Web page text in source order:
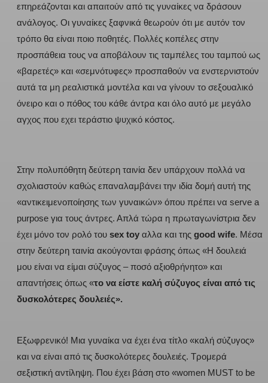
επηρεάζονται και απαιτούν από τις γυναίκες να δράσουν
ανάλογος. Οι γυναίκες ξαφνικά θεωρούν ότι με αυτόν τον
τρόπο θα είναι ποιο ποθητές. Πολλές κοπέλες στην
προσπάθεια τους να αποβάλουν τις ταμπέλες του ταμπού ως
«βαρετές» και «σεμνότυφες» προσπαθούν να ενστερνιστούν
αυτά τα μη ρεαλιστικά μοντέλα και να γίνουν το σεξουαλικό
όνειρο και ο πόθος του κάθε άντρα και όλο αυτό με μεγάλο
αγχος που εχει τεράστιο ψυχικό κόστος.
Στην πολυπόθητη δεύτερη ταινία δεν υπάρχουν πολλά να
σχολιαστούν καθώς επαναλαμβάνει την ιδία δομή αυτή της
«αντικειμενοποίησης των γυναικών» όπου πρέπει να serve a
purpose για τους άντρες. Απλά τώρα η πρωταγωνίστρια δεν
έχει μόνο τον ρολό του sex toy αλλα και της good wife. Μέσα
στην δεύτερη ταινία ακούγονται φράσης όπως «Η δουλειά
μου είναι να είμαι σύζυγος – ποσό αξιοθρήνητο» και
απαντήσεις όπως «το να είστε καλή σύζυγος είναι από τις
δυσκολότερες δουλειές».
Εξωφρενικό! Μια γυναίκα να έχει ένα τίτλο «καλή σύζυγος»
και να είναι από τις δυσκολότερες δουλειές. Τρομερά
σεξιστική αντίληψη. Που έχει βάση στο «women MUST to be